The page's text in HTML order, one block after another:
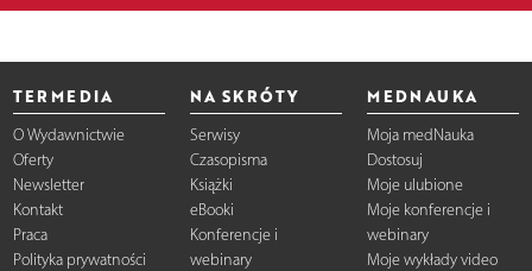
TERMEDIA
O Wydawnictwie
Oferty
Newsletter
Kontakt
Praca
Polityka prywatności
NA SKRÓTY
Serwisy
Czasopisma
Książki
eBooki
Konferencje i
webinary
MEDNAUKA
Moja medNauka
Dostosuj
Moje ulubione
Moje konferencje i
webinary
Moje wykłady video